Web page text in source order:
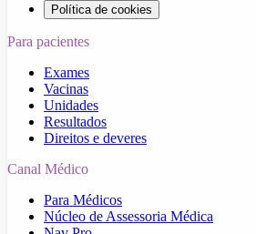
Política de cookies
Para pacientes
Exames
Vacinas
Unidades
Resultados
Direitos e deveres
Canal Médico
Para Médicos
Núcleo de Assessoria Médica